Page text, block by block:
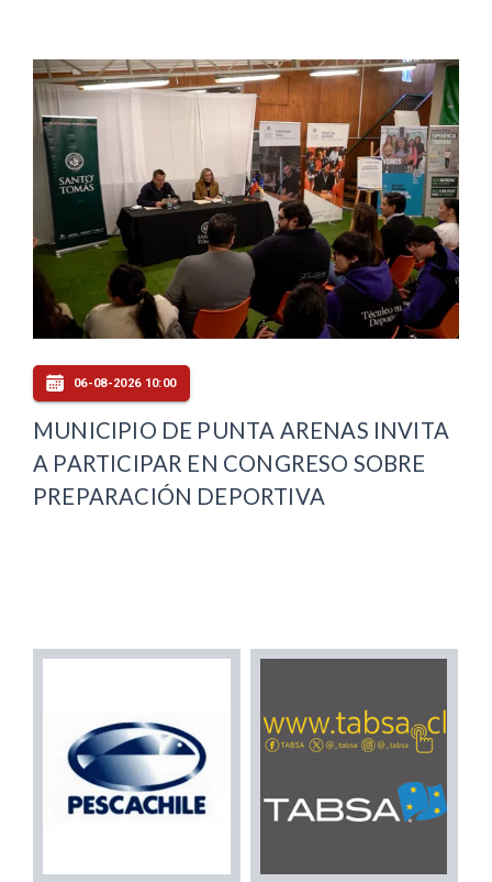
06-08-2026 10:00
MUNICIPIO DE PUNTA ARENAS INVITA
A PARTICIPAR EN CONGRESO SOBRE
PREPARACIÓN DEPORTIVA